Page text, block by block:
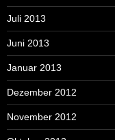
Juli 2013
Juni 2013
Januar 2013
Dezember 2012
November 2012